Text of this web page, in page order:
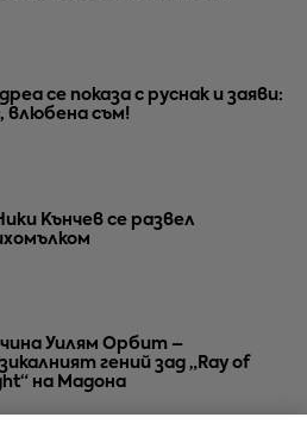
се показа с руснак и заяви:
влюбена съм!
Кънчев се развел
Уилям Орбит –
гений зад „Ray of
на Мадона